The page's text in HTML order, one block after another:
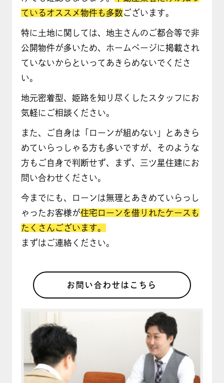
ているオススメ物件も多数ございます。
特に土地に関しては、地主さんのご都合等で非
公開物件が多いため、ホームページに掲載され
ていないからといってあきらめないでくださ
い。
地元密着型、姫路を知り尽くしたスタッフにお
気軽にご相談ください。
また、ご自身は「ローンが組めない」とあきら
めていらっしゃる方も多いですが、そのような
方もご自身で判断せず、まず、三ツ星住建にお
問い合わせください。
今までにも、ローンは無理とあきめていらっし
ゃったお客様が住宅ローンを借りれたケースも
たくさんございます。
まずはご連絡ください。
お問い合わせはこちら